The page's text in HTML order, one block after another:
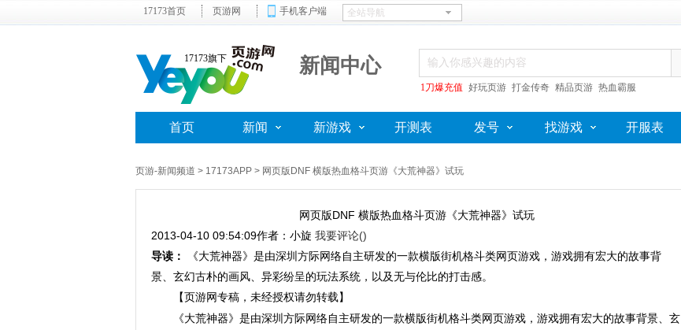
17173首页 页游网 手机客户端
17173旗下 新闻中心
1刀爆充值 好玩页游 打金传奇 精品页游 热血霸服
首页 新闻 新游戏 开测表 发号 找游戏 开服表
页游-新闻频道 > 17173APP > 网页版DNF 横版热血格斗页游《大荒神器》试玩
网页版DNF 横版热血格斗页游《大荒神器》试玩
2013-04-10 09:54:09作者：小旋 我要评论()
导读：
《大荒神器》是由深圳方际网络自主研发的一款横版街机格斗类网页游戏，游戏拥有宏大的故事背
景、玄幻古朴的画风、异彩纷呈的玩法系统，以及无与伦比的打击感。
【页游网专稿，未经授权请勿转载】
《大荒神器》是由深圳方际网络自主研发的一款横版街机格斗类网页游戏，游戏拥有宏大的故事背景、玄